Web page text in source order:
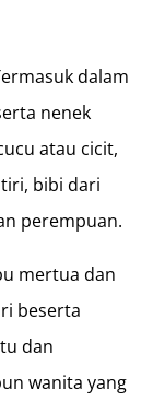
dalam
nenek
atau cicit,
bibi dari
perempuan.
mertua dan
beserta
dan
wanita yang